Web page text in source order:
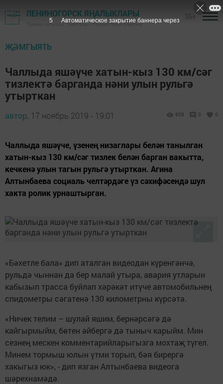
ЛЕНИНОГОРСК ЯҢАЛЫКЛАРЫ
"Заман сулышы" газетасы - Лениногорск районы
ҖӘМГЫЯТЬ
Чаллыда яшәүче хатын-кыз 130 км/сәг
тизлектә барганда нәни улын рульгә
утырткан
автор, 17 ноябрь 2019 - 19:01 909 0 0
Чаллыда яшәүче, үзенең низаглары белән танылган
хатын-кыз 130 км/сәг тизлек белән барган вакытта,
кечкенә улын тагын рульгә утырткан. Агина
Алтынбаева социаль челтәрдәге үз сәхифәсендә шул
хакта ролик урнаштырган.
«Бәхетле бала» дип аталган видеодан күренгәнчә,
рульдә чыннан да бер малай утыра, авария утларын
кабызып трасса буйлап хәрәкәт итүче автомобильнең
спидометры сәгатенә 130 километрны күрсәтә.
«Ничек телим – шулай яшим, бернәрсәгә дә
кайгырмыйм, бөтен әйбергә дә тыныч карыйм. Мин
сезнең мескен комментарийларыгызга мохтаҗ түгел.
Минем тормыш юлын үтми торып, бәя бирергә
хакыгыз юк», - дип язган Алтынбаева видеога
шәрехнамәдә.
4 Автоматическое закрытие баннера через